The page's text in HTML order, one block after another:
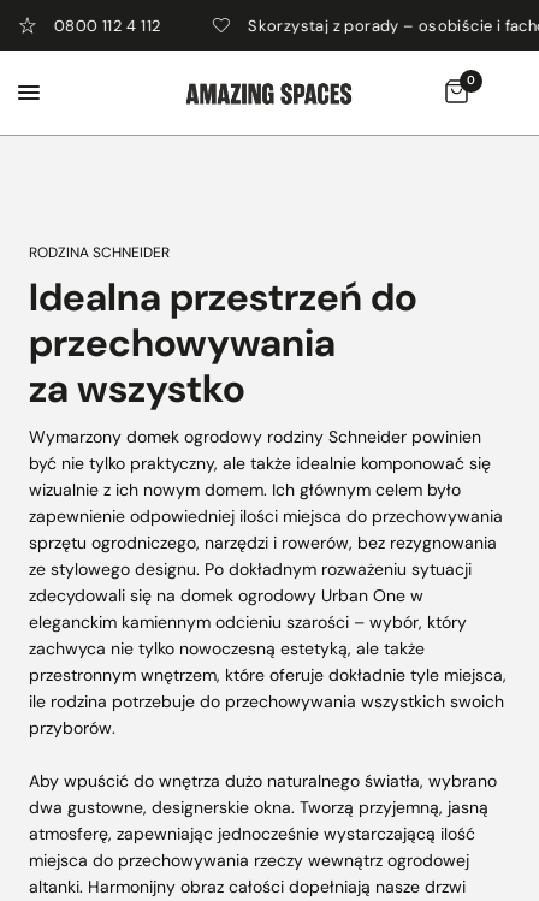
0800 112 4 112 Skorzystaj z porady – osobiście i
0
RODZINA SCHNEIDER
Idealna przestrzeń do
przechowywania
za wszystko
Wymarzony domek ogrodowy rodziny Schneider powinien
być nie tylko praktyczny, ale także idealnie komponować się
wizualnie z ich nowym domem. Ich głównym celem było
zapewnienie odpowiedniej ilości miejsca do przechowywania
sprzętu ogrodniczego, narzędzi i rowerów, bez rezygnowania
ze stylowego designu. Po dokładnym rozważeniu sytuacji
zdecydowali się na domek ogrodowy Urban One w
eleganckim kamiennym odcieniu szarości – wybór, który
zachwyca nie tylko nowoczesną estetyką, ale także
przestronnym wnętrzem, które oferuje dokładnie tyle miejsca,
ile rodzina potrzebuje do przechowywania wszystkich swoich
przyborów.
Aby wpuścić do wnętrza dużo naturalnego światła, wybrano
dwa gustowne, designerskie okna. Tworzą przyjemną, jasną
atmosferę, zapewniając jednocześnie wystarczającą ilość
miejsca do przechowywania rzeczy wewnątrz ogrodowej
altanki. Harmonijny obraz całości dopełniają nasze drzwi